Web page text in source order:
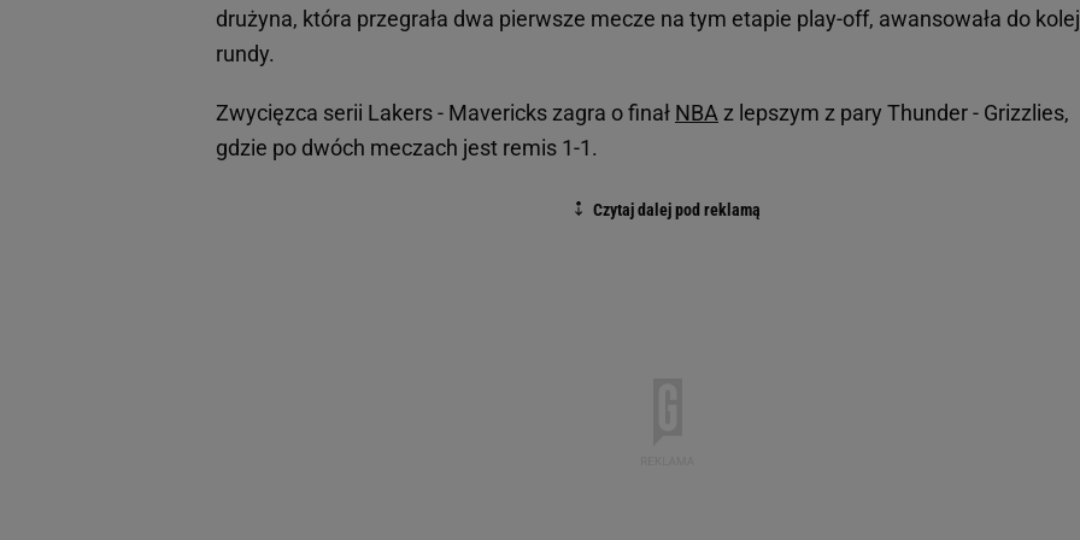
drużyna, która przegrała dwa pierwsze mecze na tym etapie play-off, awansowała do
rundy.
Zwycięzca serii Lakers - Mavericks zagra o finał NBA z lepszym z pary Thunder - Grizzlies,
gdzie po dwóch meczach jest remis 1-1.